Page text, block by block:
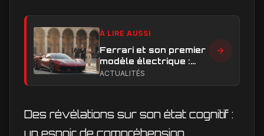
À LIRE AUSSI
Ferrari et son premier
modèle électrique :
calendrier de
ACTUALITÉS
Des révélations sur son état cognitif :
un espoir de compréhension